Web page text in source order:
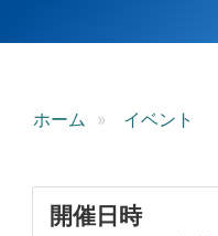
ホーム イベント
開催日時